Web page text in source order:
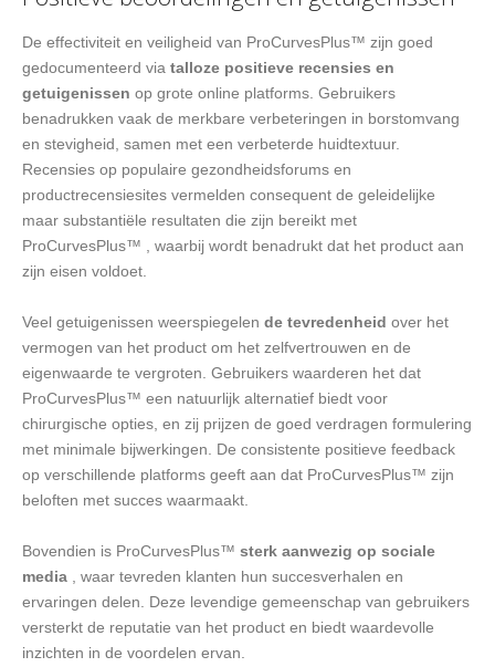
De effectiviteit en veiligheid van ProCurvesPlus™ zijn goed
gedocumenteerd via talloze positieve recensies en
getuigenissen op grote online platforms. Gebruikers
benadrukken vaak de merkbare verbeteringen in borstomvang
en stevigheid, samen met een verbeterde huidtextuur.
Recensies op populaire gezondheidsforums en
productrecensiesites vermelden consequent de geleidelijke
maar substantiële resultaten die zijn bereikt met
ProCurvesPlus™ , waarbij wordt benadrukt dat het product aan
zijn eisen voldoet.
Veel getuigenissen weerspiegelen de tevredenheid over het
vermogen van het product om het zelfvertrouwen en de
eigenwaarde te vergroten. Gebruikers waarderen het dat
ProCurvesPlus™ een natuurlijk alternatief biedt voor
chirurgische opties, en zij prijzen de goed verdragen formulering
met minimale bijwerkingen. De consistente positieve feedback
op verschillende platforms geeft aan dat ProCurvesPlus™ zijn
beloften met succes waarmaakt.
Bovendien is ProCurvesPlus™ sterk aanwezig op sociale
media , waar tevreden klanten hun succesverhalen en
ervaringen delen. Deze levendige gemeenschap van gebruikers
versterkt de reputatie van het product en biedt waardevolle
inzichten in de voordelen ervan.